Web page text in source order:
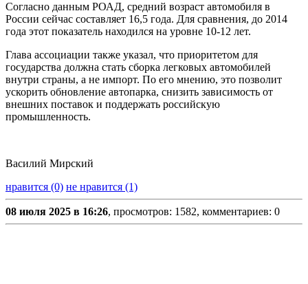
Согласно данным РОАД, средний возраст автомобиля в
России сейчас составляет 16,5 года. Для сравнения, до 2014
года этот показатель находился на уровне 10-12 лет.
Глава ассоциации также указал, что приоритетом для
государства должна стать сборка легковых автомобилей
внутри страны, а не импорт. По его мнению, это позволит
ускорить обновление автопарка, снизить зависимость от
внешних поставок и поддержать российскую
промышленность.
Василий Мирский
нравится (0) не нравится (1)
08 июля 2025 в 16:26, просмотров: 1582, комментариев: 0